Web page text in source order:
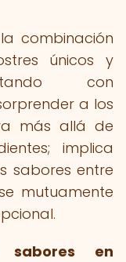
combinación
únicos y
con
a los
más allá de
implica
sabores entre
mutuamente
sabores en